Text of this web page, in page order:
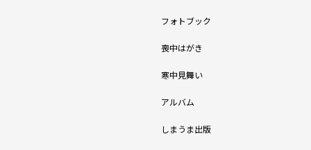
フォトブック
喪中はがき
寒中見舞い
アルバム
しまうま出版